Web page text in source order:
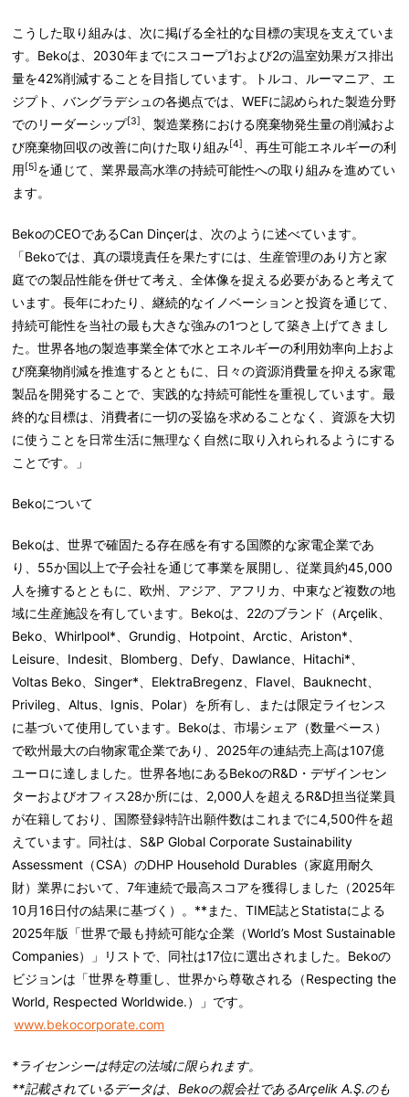
こうした取り組みは、次に掲げる全社的な目標の実現を支えていま
す。Bekoは、2030年までにスコープ1および2の温室効果ガス排出
量を42%削減することを目指しています。トルコ、ルーマニア、エ
ジプト、バングラデシュの各拠点では、WEFに認められた製造分野
でのリーダーシップ[3]
、製造業務における廃棄物発生量の削減およ
び廃棄物回収の改善に向けた取り組み[4]
、再生可能エネルギーの利
用[5]を通じて、業界最高水準の持続可能性への取り組みを進めてい
ます。
BekoのCEOであるCan Dinçerは、次のように述べています。
「Bekoでは、真の環境責任を果たすには、生産管理のあり方と家
庭での製品性能を併せて考え、全体像を捉える必要があると考えて
います。長年にわたり、継続的なイノベーションと投資を通じて、
持続可能性を当社の最も大きな強みの1つとして築き上げてきまし
た。世界各地の製造事業全体で水とエネルギーの利用効率向上およ
び廃棄物削減を推進するとともに、日々の資源消費量を抑える家電
製品を開発することで、実践的な持続可能性を重視しています。最
終的な目標は、消費者に一切の妥協を求めることなく、資源を大切
に使うことを日常生活に無理なく自然に取り入れられるようにする
ことです。」
Bekoについて
Bekoは、世界で確固たる存在感を有する国際的な家電企業であ
り、 55か国以上で子会社を通じて事業を展開し、従業員約45,000
人を擁するとともに、欧州、アジア、アフリカ、中東など複数の地
域に生産施設を有しています。 Bekoは、 22のブランド
（Arçelik、
Beko、Whirlpool*、Grundig、Hotpoint、Arctic、Ariston*、
Leisure、Indesit、Blomberg、Defy、Dawlance、Hitachi*、
Voltas Beko、Singer*、ElektraBregenz、Flavel、Bauknecht、
Privileg、Altus、Ignis、Polar）を所有し、または限定ライセンス
に基づいて使用しています。 Bekoは、市場シェア（数量ベース）
で欧州最大の白物家電企業であり、2025年の連結売上高は107億
ユーロに達しました。世界各地にあるBekoのR&D・デザインセン
ターおよびオフィス28か所には、2,000人を超えるR&D担当従業員
が在籍しており、国際登録特許出願件数はこれまでに4,500件を超
えています。同社は、 S&P Global Corporate Sustainability
Assessment（CSA）のDHP Household Durables（家庭用耐久
財）業界において、7年連続で最高スコアを獲得しました（2025年
10月16日付の結果に基づく）。**また、TIME誌とStatistaによる
2025年版「世界で最も持続可能な企業（World’s Most Sustainable
Companies）
」リストで、同社は17位に選出されました。Bekoの
ビジョンは「世界を尊重し、世界から尊敬される（Respecting the
World, Respected Worldwide.）」です。
www.bekocorporate.com
*ライセンシーは特定の法域に限られます。
**記載されているデータは、Bekoの親会社であるArçelik A.Ş.のも